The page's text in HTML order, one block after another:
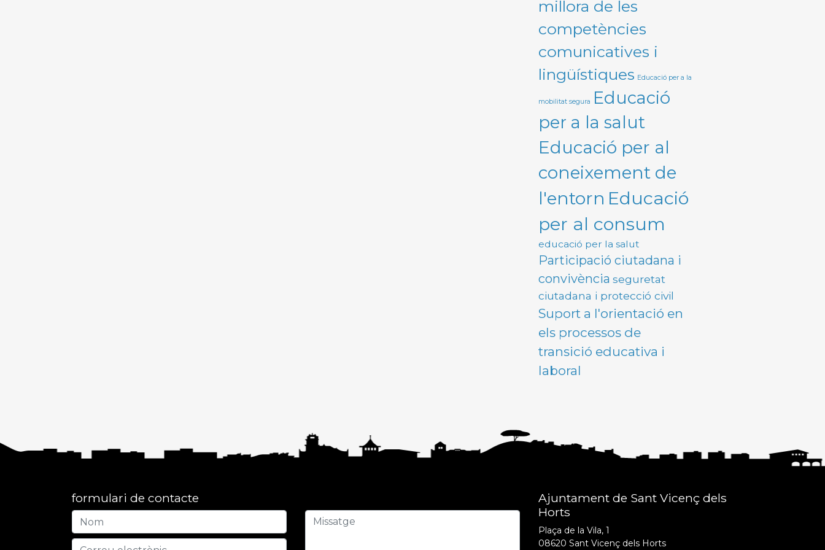
millora de les
competències
comunicatives i
lingüístiques Educació per a la
mobilitat segura
Educació
per a la salut
Educació per al
coneixement de
l'entorn Educació
per al consum
educació per la salut
Participació ciutadana i
convivència seguretat
ciutadana i protecció civil
Suport a l'orientació en
els processos de
transició educativa i
laboral
formulari de contacte
Ajuntament de Sant Vicenç dels
Horts
Plaça de la Vila, 1
08620 Sant Vicenç dels Horts